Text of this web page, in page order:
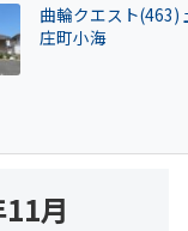
曲輪クエスト(463)
庄町小海
月